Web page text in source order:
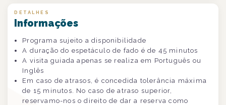
DETALHES
Informações
Programa sujeito a disponibilidade
A duração do espetáculo de fado é de 45 minutos
A visita guiada apenas se realiza em Português ou
Inglês
Em caso de atrasos, é concedida tolerância máxima
de 15 minutos. No caso de atraso superior,
reservamo-nos o direito de dar a reserva como